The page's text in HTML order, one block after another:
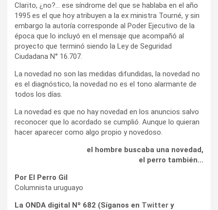
Clarito, ¿no?… ese síndrome del que se hablaba en el año
1995 es el que hoy atribuyen a la ex ministra Tourné, y sin
embargo la autoría corresponde al Poder Ejecutivo de la
época que lo incluyó en el mensaje que acompañó al
proyecto que terminó siendo la Ley de Seguridad
Ciudadana N° 16.707.
La novedad no son las medidas difundidas, la novedad no
es el diagnóstico, la novedad no es el tono alarmante de
todos los días.
La novedad es que no hay novedad en los anuncios salvo
reconocer que lo acordado se cumplió. Aunque lo quieran
hacer aparecer como algo propio y novedoso.
el hombre buscaba una novedad,
el perro también…
Por El Perro Gil
Columnista uruguayo
La ONDA digital Nº 682 (Síganos en Twitter y